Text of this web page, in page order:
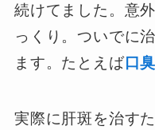
続けてました。意
っくり。ついでに
ます。たとえば口
実際に肝斑を治す